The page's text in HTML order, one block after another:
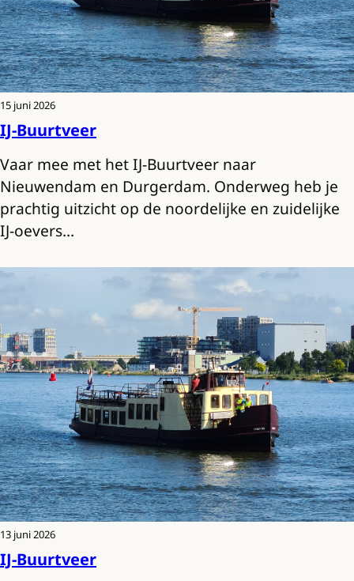
15 juni 2026
IJ-Buurtveer
Vaar mee met het IJ-Buurtveer naar
Nieuwendam en Durgerdam. Onderweg heb je
prachtig uitzicht op de noordelijke en zuidelijke
IJ-oevers…
13 juni 2026
IJ-Buurtveer